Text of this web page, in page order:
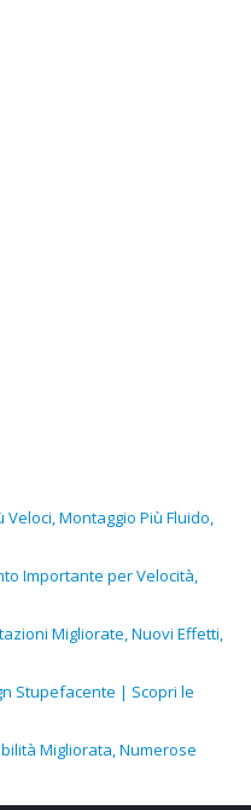
Montaggio Più Fluido,
Importante per Velocità,
Migliorate, Nuovi Effetti,
Stupefacente | Scopri le
Migliorata, Numerose